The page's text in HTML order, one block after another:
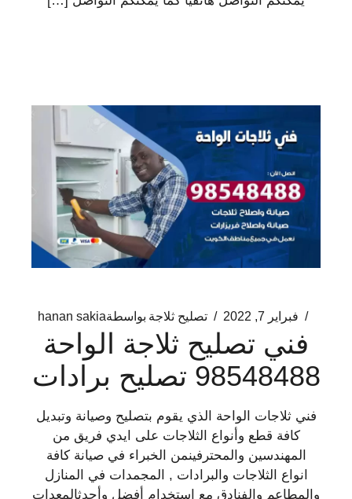
فبراير 7, 2022 تصليح ثلاجة بواسطةhanan sakia
فني تصليح ثلاجة الواحة
98548488 تصليح برادات
فني ثلاجات الواحة الذي يقوم بتصليح وصيانة وتبديل
كافة قطع وأنواع الثلاجات على ايدي فريق من
المهندسين والمحترفينمن الخبراء في صيانة كافة
انواع الثلاجات والبرادات , المجمدات في المنازل
والمطاعم والفنادق مع استخدام أفضل وأحدثالمعدات